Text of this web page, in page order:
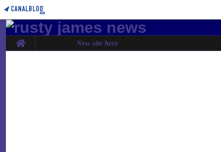
Home New site here